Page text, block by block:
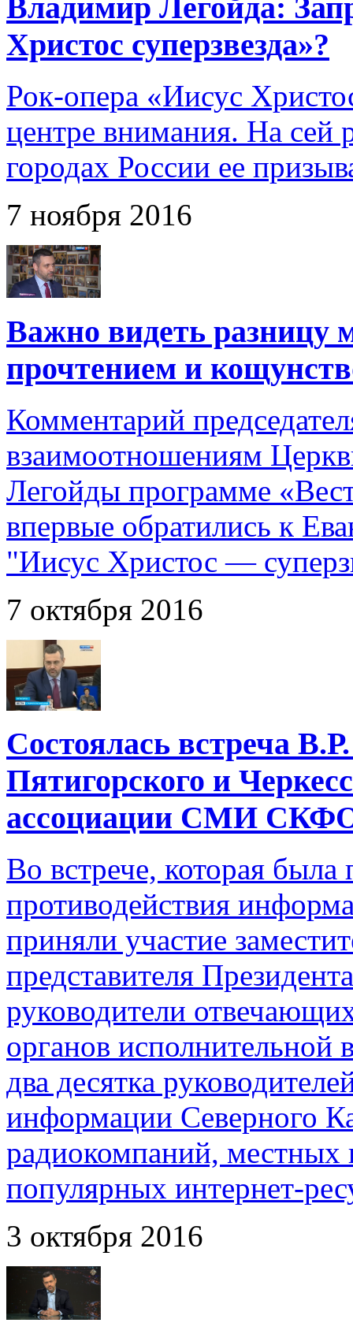
Владимир Легойда:
Христос суперзвезда»?
Рок-опера «Иисус
центре внимания. На сей
городах России ее
7 ноября 2016
Важно видеть разницу
прочтением и
Комментарий
взаимоотношениям
Легойды программе
впервые обратились к
"Иисус Христос —
7 октября 2016
Состоялась встреча
Пятигорского и
ассоциации СМИ
Во встрече, которая
противодействия
приняли участие
представителя
руководители
органов
два десятка
информации Северного
радиокомпаний, местных
популярных интернет-
3 октября 2016